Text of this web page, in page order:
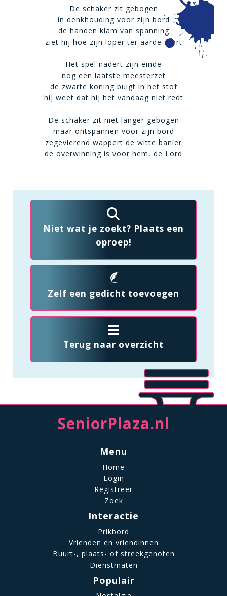
De schaker zit gebogen
in denkhouding voor zijn bord
de handen klam van spanning
ziet hij hoe zijn loper ter aarde stort
Het spel nadert zijn einde
nog een laatste meesterzet
de zwarte koning buigt in het stof
hij weet dat hij het vandaag niet redt
De schaker zit niet langer gebogen
maar ontspannen voor zijn bord
zegevierend wappert de witte banier
de overwinning is voor hem, de Lord
Niet wat je zoekt? Plaats een
oproep!
Zelf een gedicht toevoegen
Terug naar overzicht
SeniorPlaza.nl
Menu
Home
Login
Registreer
Zoek
Interactie
Prikbord
Vrienden en vriendinnen
Buurt-, plaats- of streekgenoten
Dienstmaten
Populair